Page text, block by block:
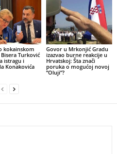
kokainskom
Turković
istragu i
Konakovića
​Govor u Mrkonjić Gradu
izazvao burne reakcije u
Hrvatskoj: Šta znači
poruka o mogućoj novoj
“Oluji”?